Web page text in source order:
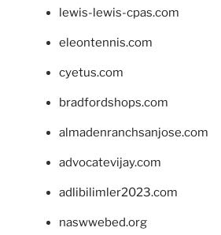
lewis-lewis-cpas.com
eleontennis.com
cyetus.com
bradfordshops.com
almadenranchsanjose.com
advocatevijay.com
adlibilimler2023.com
naswwebed.org